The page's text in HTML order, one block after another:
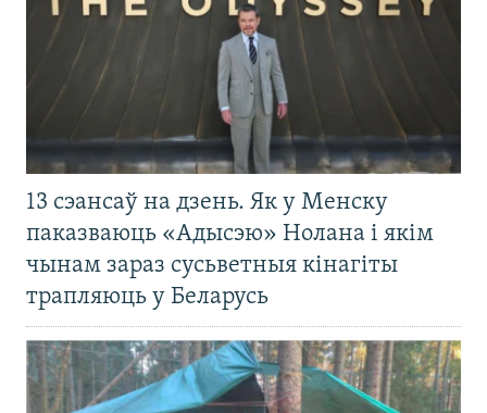
13 сэансаў на дзень. Як у Менску
паказваюць «Адысэю» Нолана і якім
чынам зараз сусьветныя кінагіты
трапляюць у Беларусь